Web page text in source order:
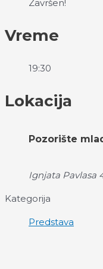
Završen!
Vreme
19:30
Lokacija
Pozorište
Ignjata Pavlasa
Kategorija
Predstava